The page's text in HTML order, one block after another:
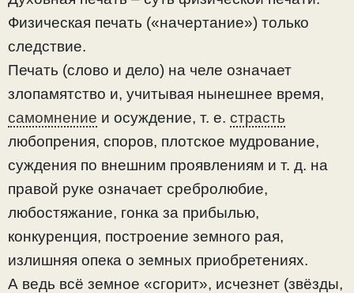
Физическая печать («начертание») только
следствие.
Печать (слово и дело) на челе означает
злопамятство и, учитывая нынешнее время,
самомнение и осуждение, т. е. страсть
любопрения, споров, плотское мудрование,
суждения по внешним проявлениям и т. д. на
правой руке означает сребролюбие,
любостяжание, гонка за прибылью,
конкуренция, построение земного рая,
излишняя опека о земных приобретениях.
А ведь всё земное «сгорит», исчезнет (звёзды,